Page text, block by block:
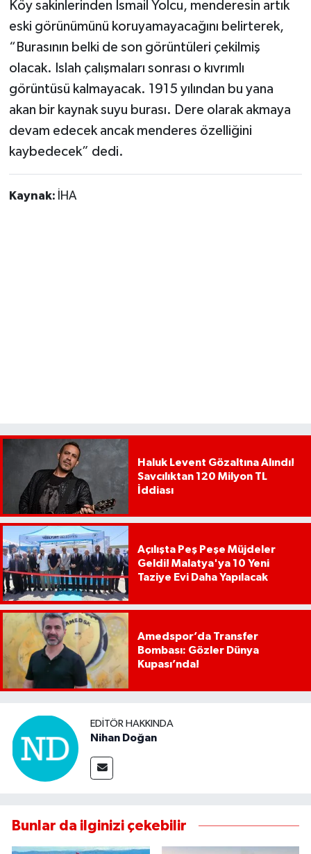
Köy sakinlerinden İsmail Yolcu, menderesin artık
eski görünümünü koruyamayacağını belirterek,
“Burasının belki de son görüntüleri çekilmiş
olacak. Islah çalışmaları sonrası o kıvrımlı
görüntüsü kalmayacak. 1915 yılından bu yana
akan bir kaynak suyu burası. Dere olarak akmaya
devam edecek ancak menderes özelliğini
kaybedecek” dedi.
Kaynak: İHA
Haluk Levent Gözaltına Alındı!
Savcılıktan 120 Milyon TL
İddiası
Açılışta Peş Peşe Müjdeler
Geldi! Malatya'ya 10 Yeni
Taziye Evi Daha Yapılacak
Amedspor’da Transfer
Bombası: Gözler Dünya
Kupası’nda!
EDITÖR HAKKINDA
Nihan Doğan
Bunlar da ilginizi çekebilir